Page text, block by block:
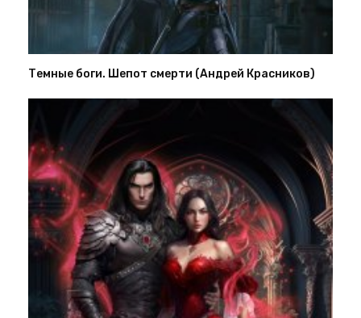
Темные боги. Шепот смерти (Андрей Красников)